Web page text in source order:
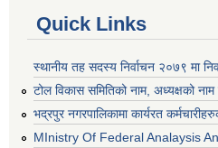
Quick Links
स्थानीय तह सदस्य निर्वाचन २०७९ मा
टोल विकास समितिको नाम, अध्यक्षको नाम
भद्रपुर नगरपालिकामा कार्यरत
MInistry Of Federal Analaysis